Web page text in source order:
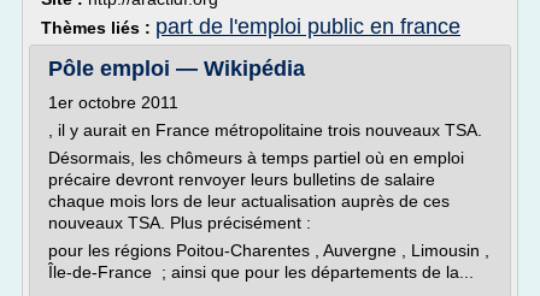
Thèmes liés : part de l'emploi public en france
Pôle emploi — Wikipédia
1er octobre 2011
, il y aurait en France métropolitaine trois nouveaux TSA.
Désormais, les chômeurs à temps partiel où en emploi
précaire devront renvoyer leurs bulletins de salaire
chaque mois lors de leur actualisation auprès de ces
nouveaux TSA. Plus précisément :
pour les régions Poitou-Charentes , Auvergne , Limousin ,
Île-de-France ; ainsi que pour les départements de la...